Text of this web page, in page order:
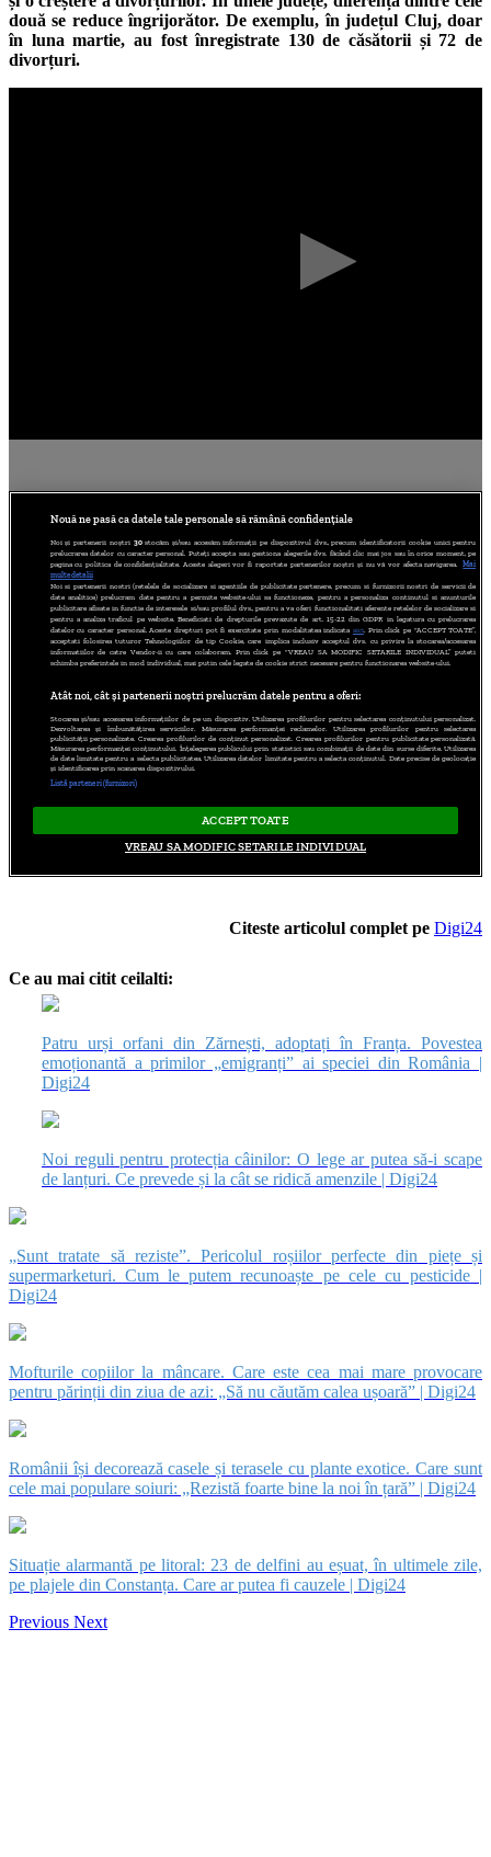
două se reduce îngrijorător. De exemplu, în județul Cluj, doar
în luna martie, au fost înregistrate 130 de căsătorii și 72 de
divorțuri.
Citeste articolul complet pe Digi24
Ce au mai citit ceilalti:
Patru urși orfani din Zărnești, adoptați în Franța. Povestea
emoționantă a primilor „emigranți” ai speciei din România |
Digi24
Noi reguli pentru protecția câinilor: O lege ar putea să-i scape
de lanțuri. Ce prevede și la cât se ridică amenzile | Digi24
„Sunt tratate să reziste”. Pericolul roșiilor perfecte din piețe și
supermarketuri. Cum le putem recunoaște pe cele cu pesticide |
Digi24
Mofturile copiilor la mâncare. Care este cea mai mare provocare
pentru părinții din ziua de azi: „Să nu căutăm calea ușoară” | Digi24
Românii își decorează casele și terasele cu plante exotice. Care sunt
cele mai populare soiuri: „Rezistă foarte bine la noi în țară” | Digi24
Situație alarmantă pe litoral: 23 de delfini au eșuat, în ultimele zile,
pe plajele din Constanța. Care ar putea fi cauzele | Digi24
Previous Next